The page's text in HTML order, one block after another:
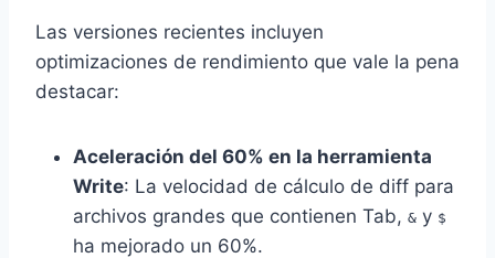
Las versiones recientes incluyen
optimizaciones de rendimiento que vale la pena
destacar:
Aceleración del 60% en la herramienta
Write: La velocidad de cálculo de diff para
archivos grandes que contienen Tab, & y $
ha mejorado un 60%.